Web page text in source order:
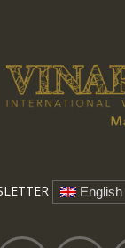
English